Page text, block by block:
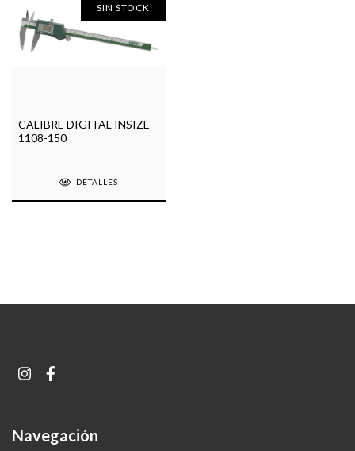
SIN STOCK
CALIBRE DIGITAL INSIZE
1108-150
DETALLES
Navegación